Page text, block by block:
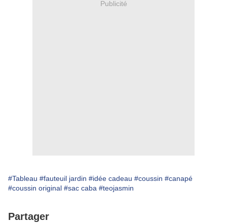
Publicité
#Tableau #fauteuil jardin #idée cadeau #coussin #canapé
#coussin original #sac caba #teojasmin
Partager